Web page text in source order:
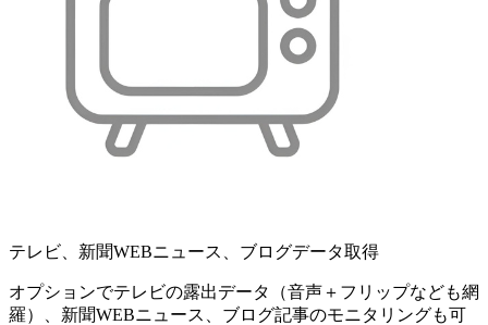
テレビ、新聞WEBニュース、ブログデータ取得
オプションでテレビの露出データ（音声＋フリップなども網
羅）、新聞WEBニュース、ブログ記事のモニタリングも可